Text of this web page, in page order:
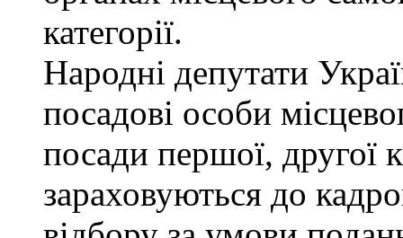
категорії.
Народні депутати
посадові особи
посади першої, другої
зараховуються до